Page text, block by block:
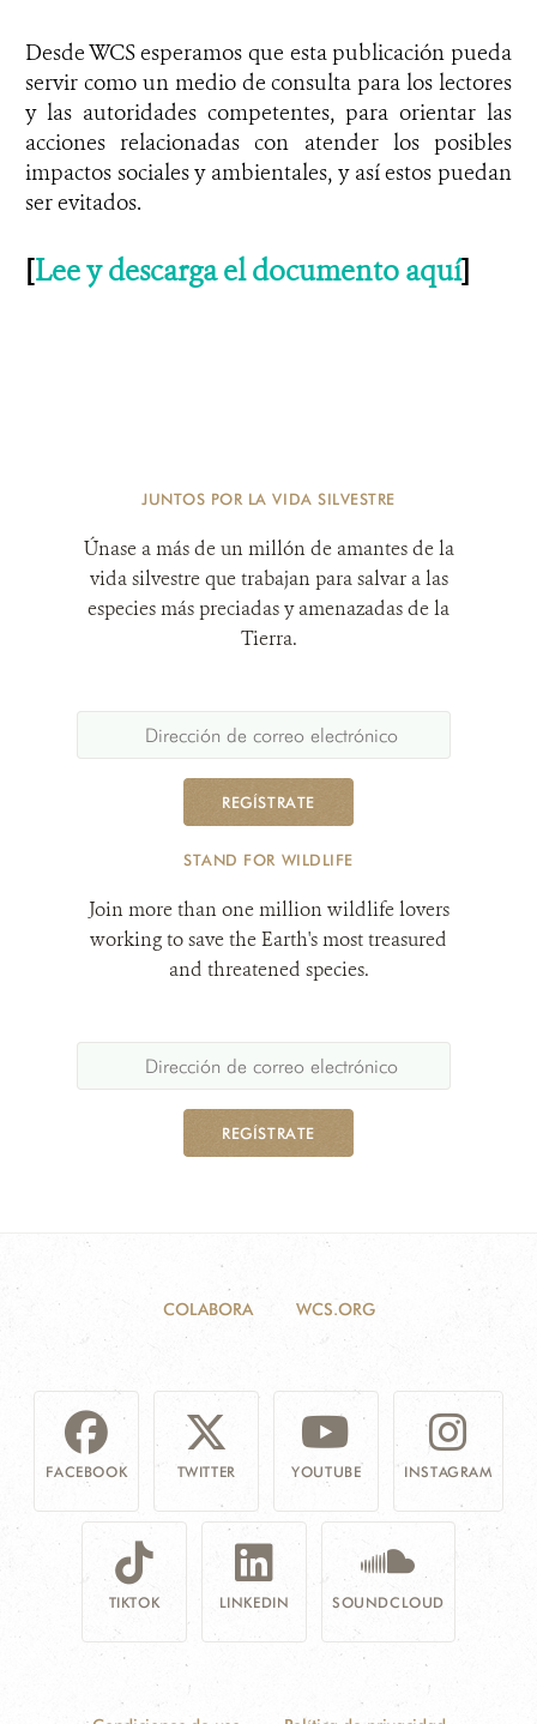
Desde WCS esperamos que esta publicación pueda
servir como un medio de consulta para los lectores
y las autoridades competentes, para orientar las
acciones relacionadas con atender los posibles
impactos sociales y ambientales, y así estos puedan
ser evitados.
[Lee y descarga el documento aquí]
JUNTOS POR LA VIDA SILVESTRE
Únase a más de un millón de amantes de la
vida silvestre que trabajan para salvar a las
especies más preciadas y amenazadas de la
Tierra.
REGÍSTRATE
STAND FOR WILDLIFE
Join more than one million wildlife lovers
working to save the Earth's most treasured
and threatened species.
REGÍSTRATE
COLABORA WCS.ORG
FACEBOOK TWITTER YOUTUBE INSTAGRAM
TIKTOK LINKEDIN SOUNDCLOUD